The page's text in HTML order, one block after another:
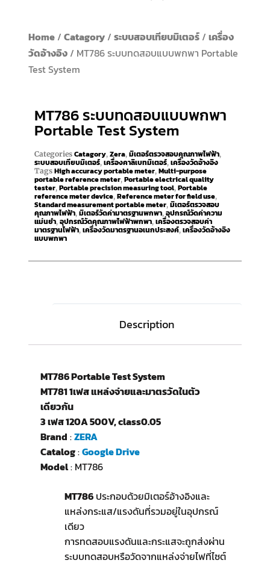
Home/ Catagory/ ระบบสอบเทียบมิเตอร์/ เครื่อง
วัดอ้างอิง/ MT786 ระบบทดสอบแบบพกพา Portable
Test System
MT786 ระบบทดสอบแบบพกพา
Portable Test System
Categories Catagory, Zera, มิเตอร์ตรวจสอบคุณภาพไฟฟ้า,
ระบบสอบเทียบมิเตอร์, เครื่องคาลิเบทมิเตอร์, เครื่องวัดอ้างอิง
Tags High accuracy portable meter, Multi-purpose
portable reference meter, Portable electrical quality
tester, Portable precision measuring tool, Portable
reference meter device, Reference meter for field use,
Standard measurement portable meter, มิเตอร์ตรวจสอบ
คุณภาพไฟฟ้า, มิเตอร์วัดค่ามาตรฐานพกพา, อุปกรณ์วัดค่าความ
แม่นยำ, อุปกรณ์วัดคุณภาพไฟฟ้าพกพา, เครื่องตรวจสอบค่า
มาตรฐานไฟฟ้า, เครื่องวัดมาตรฐานอเนกประสงค์, เครื่องวัดอ้างอิง
แบบพกพา
Description
MT786 Portable Test System
MT781 1เฟส แหล่งจ่ายและมาตรวัดในตัว
เดียวกัน
3 เฟส 120A 500V, class0.05
Brand :ZERA
Catalog:Google Drive
Model: MT786
MT786ประกอบด้วยมิเตอร์อ้างอิงและ
แหล่งกระแส/แรงดันที่รวมอยู่ในอุปกรณ์
เดียว
การทดสอบแรงดันและกระแสจะถูกส่งผ่าน
ระบบทดสอบหรือวัดจากแหล่งจ่ายไฟที่ไซต์